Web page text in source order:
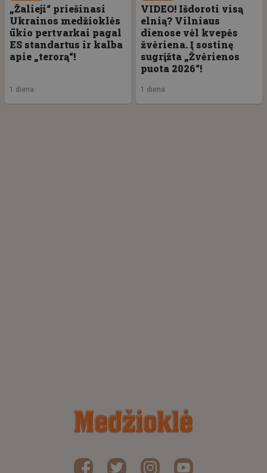
„Žalieji“ priešinasi
Ukrainos medžioklės
ūkio pertvarkai pagal
ES standartus ir kalba
apie „terorą“!
1 diena
VIDEO! Išdoroti visą
elnią? Vilniaus
dienose vėl kvepės
žvėriena. Į sostinę
sugrįžta „Žvėrienos
puota 2026“!
1 diena